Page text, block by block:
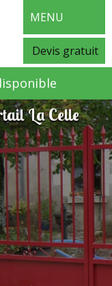
MENU
Devis gratuit
La Celle